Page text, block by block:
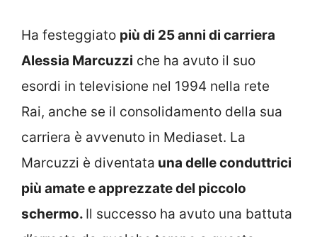
Ha festeggiato più di 25 anni di carriera
Alessia Marcuzzi che ha avuto il suo
esordi in televisione nel 1994 nella rete
Rai, anche se il consolidamento della sua
carriera è avvenuto in Mediaset. La
Marcuzzi è diventata una delle conduttrici
più amate e apprezzate del piccolo
schermo. Il successo ha avuto una battuta